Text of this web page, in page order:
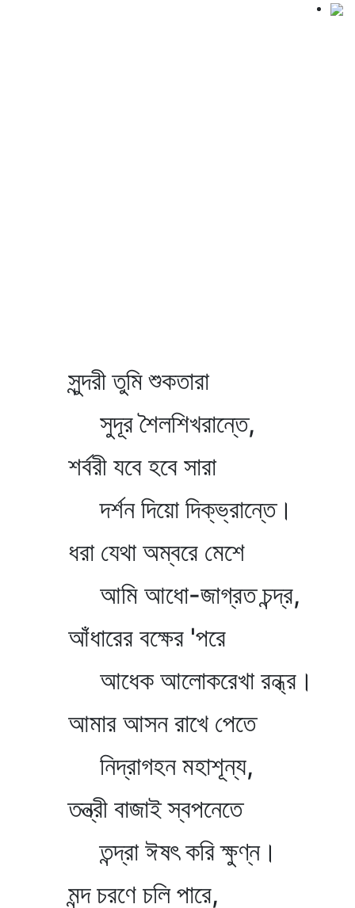
সুন্দরী তুমি শুকতারা
সুদূর শৈলশিখরান্তে,
শর্বরী যবে হবে সারা
দর্শন দিয়ো দিক্‌ভ্রান্তে।
ধরা যেথা অম্বরে মেশে
আমি আধো-জাগ্রত চন্দ্র,
আঁধারের বক্ষের 'পরে
আধেক আলোকরেখা রন্ধ্র।
আমার আসন রাখে পেতে
নিদ্রাগহন মহাশূন্য,
তন্ত্রী বাজাই স্বপনেতে
তন্দ্রা ঈষৎ করি ক্ষুণ্ন।
মন্দ চরণে চলি পারে,